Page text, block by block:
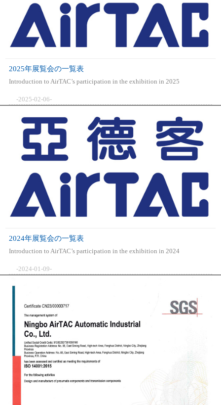
2025年展覧会の一覧表
Introduction to AirTAC’s participation in the exhibition in 2025
-2025-02-06-
2024年展覧会の一覧表
Introduction to AirTAC’s participation in the exhibition in 2024
-2024-01-09-